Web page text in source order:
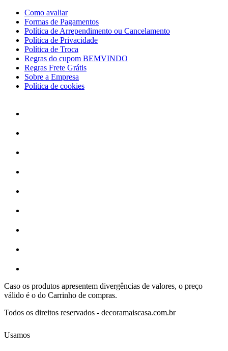
Como avaliar
Formas de Pagamentos
Política de Arrependimento ou Cancelamento
Política de Privacidade
Política de Troca
Regras do cupom BEMVINDO
Regras Frete Grátis
Sobre a Empresa
Política de cookies
Caso os produtos apresentem divergências de valores, o preço
válido é o do Carrinho de compras.
Todos os direitos reservados - decoramaiscasa.com.br
Usamos